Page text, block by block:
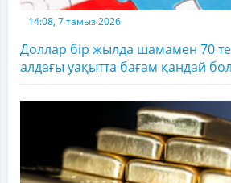
14:08, 7 тамыз 2026
Доллар бір жылда шамамен 70
алдағы уақытта бағам қандай